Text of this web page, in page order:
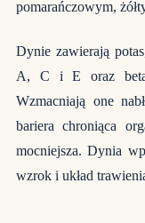
pomarańczowym,
Dynie zawierają
A, C i E oraz beta-
Wzmacniają one
bariera chroniąca
mocniejsza. Dynia
wzrok i układ